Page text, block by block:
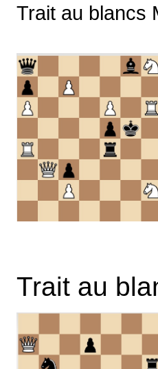
Trait au blancs
Trait au